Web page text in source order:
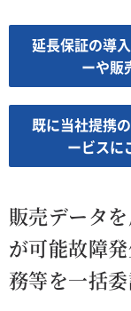
延長保証の導
ーや販
既に当社提携
ービスに
販売データ
が可能故障
務等を一括